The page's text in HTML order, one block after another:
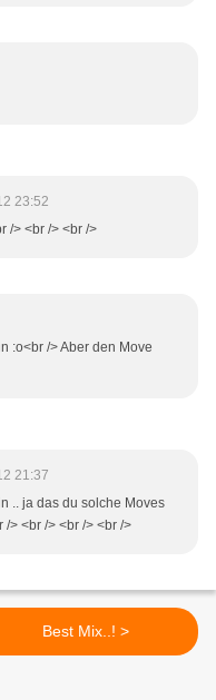
23:52
/> <br /> <br />
:o<br /> Aber den Move
21:37
.. ja das du solche Moves
> <br /> <br /> <br />
Best Mix..! >